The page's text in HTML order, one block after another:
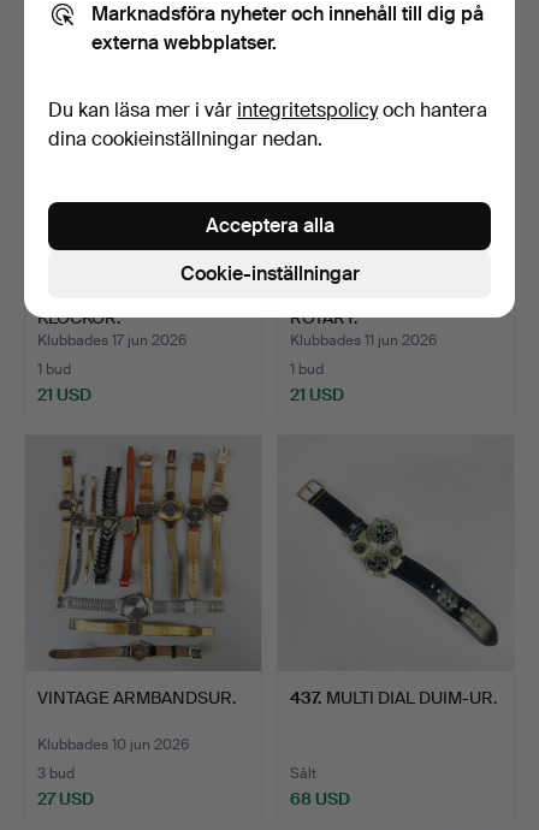
KLOCKOR.
Klubbades 17 jun 2026
1 bud
21 USD
ROTARY.
Klubbades 11 jun 2026
1 bud
21 USD
VINTAGE ARMBANDSUR.
Klubbades 10 jun 2026
3 bud
27 USD
437. MULTI DIAL DUIM-UR.
Sålt
68 USD
Marknadsföra nyheter och innehåll till dig på
externa webbplatser.
Du kan läsa mer i vår integritetspolicyoch hantera
dina cookieinställningar nedan.
Cookie-inställningar
Acceptera alla